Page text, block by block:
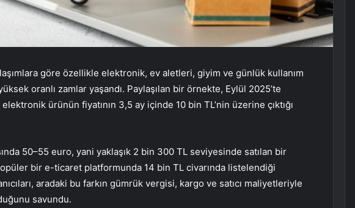
göre özellikle elektronik, ev aletleri, giyim ve günlük kullanım
oranlı zamlar yaşandı. Paylaşılan bir örnekte, Eylül 2025’te
ürünün fiyatının 3,5 ay içinde 10 bin TL’nin üzerine çıktığı
50–55 euro, yani yaklaşık 2 bin 300 TL seviyesinde satılan bir
bir e-ticaret platformunda 14 bin TL civarında listelendiği
aradaki bu farkın gümrük vergisi, kargo ve satıcı maliyetleriyle
savundu.